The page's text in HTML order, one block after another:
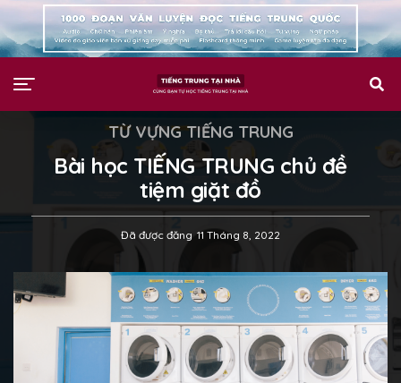
TỪ VỰNG TIẾNG TRUNG
Bài học TIẾNG TRUNG chủ đề
tiệm giặt đồ
Đã được đăng 11 Tháng 8, 2022